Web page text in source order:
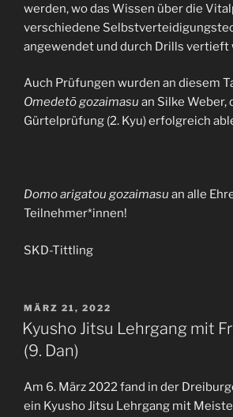
werden, wo das Wissen über die
verschiedene
angewendet und durch Drills vertieft
Auch Prüfungen wurden an diesem
Omedetō gozaimasu an Silke Weber,
Gürtelprüfung (2. Kyu) erfolgreich
Domo arigatou gozaimasu an alle
Teilnehmer*innen!
SKD-Tittling
VERÖFFENTLICHT
AM
MÄRZ 21, 2022
Kyusho Jitsu Lehrgang mit
(9. Dan)
Am 6. März 2022 fand in der
ein Kyusho Jitsu Lehrgang mit